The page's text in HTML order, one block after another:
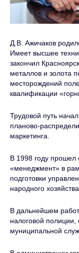
Д.В. Ажичаков
Имеет высшее
закончил
металлов и золота
месторождений
квалификации
Трудовой путь
планово-
маркетинга.
В 1998 году прошел
«менеджмент» в
подготовки
народного хозяйства.
В дальнейшем
налоговой полиции,
муниципальной